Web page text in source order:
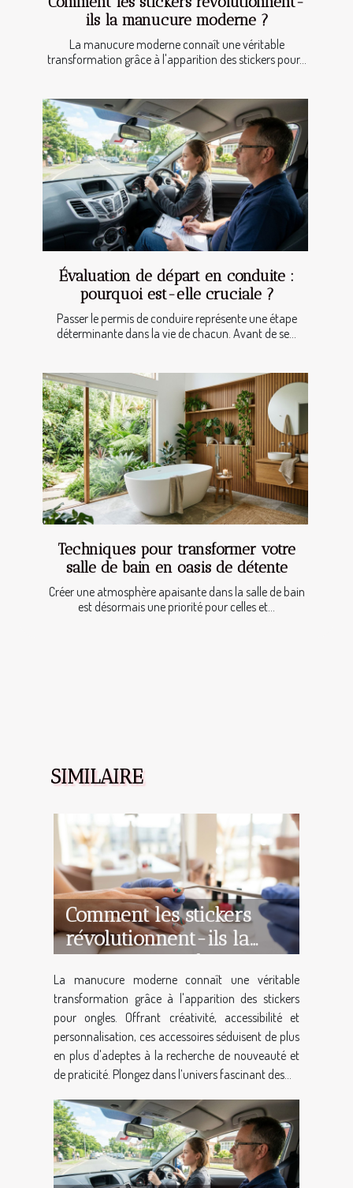
ils la manucure moderne ?
La manucure moderne connaît une véritable
transformation grâce à l'apparition des stickers pour...
Évaluation de départ en conduite :
pourquoi est-elle cruciale ?
Passer le permis de conduire représente une étape
déterminante dans la vie de chacun. Avant de se...
Techniques pour transformer votre
salle de bain en oasis de détente
Créer une atmosphère apaisante dans la salle de bain
est désormais une priorité pour celles et...
SIMILAIRE
Comment les stickers
révolutionnent-ils la
manucure moderne ?
La manucure moderne connaît une véritable
transformation grâce à l'apparition des stickers
pour ongles. Offrant créativité, accessibilité et
personnalisation, ces accessoires séduisent de plus
en plus d'adeptes à la recherche de nouveauté et
de praticité. Plongez dans l’univers fascinant des...